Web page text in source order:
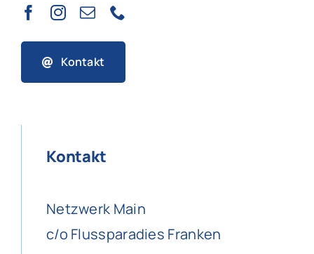
Kontakt
Kontakt
Netzwerk Main
c/o Flussparadies Franken